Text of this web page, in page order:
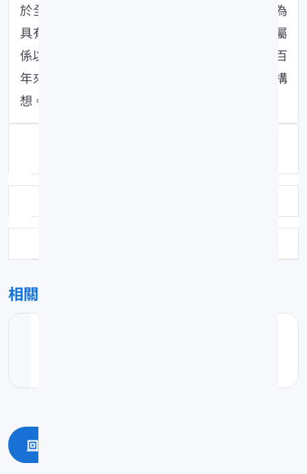
於全世界的熱帶、亞熱帶及暖溫帶的淺海中，為
具有高經濟價值的大型甲殼十足類動物。對蝦屬
係以草蝦為模式種而建立於1798 年。此後近兩百
年來，曾有多位分類學者先後提出細分該屬的構
想。
相關檔案
回上一頁